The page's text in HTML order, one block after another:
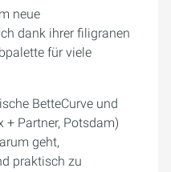
neue
dank ihrer filigranen
für viele
BetteCurve und
+ Partner, Potsdam)
geht,
praktisch zu